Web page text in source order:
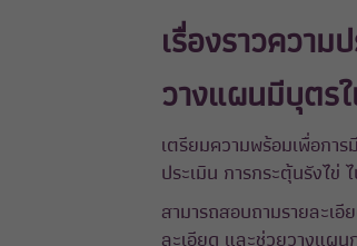
เรื่องราวควา
วางแผนมีบุตร
เตรียมความพร้อมเพื่อกา
ประเมิน การกระตุ้นรังไ
สามารถสอบถามรายละเ